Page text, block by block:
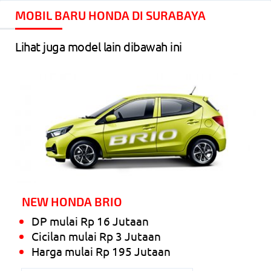
Katup i-VTEC + DBW
Tipe Turbo RS : 1498cc Turbo DOHC 4
Silinder Segaris 16 Katup VTEC + DBW
121ps pada 6600rpm dengan torsi
145Nm pada 4300rpm
Tipe Turbo RS : 177ps pada 6000rpm
dengan torsi 240Nm pada 1700-
4500rpm
Transmission(CVT)
Front Engine – Front Wheel Drive (FF)
Euro 4 Certified
Kapasitas Tangki 40 Liter
MOBIL BARU HONDA DI SURABAYA
Lihat juga model lain dibawah ini
NEW HONDA BRIO
DP mulai Rp 16 Jutaan
Cicilan mulai Rp 3 Jutaan
Harga mulai Rp 195 Jutaan